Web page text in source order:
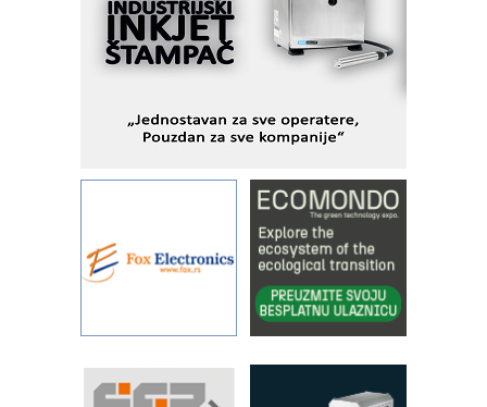
Alba d.o.o. – 35 godina preciznosti u
metrologiji i pametnim dozirnim
rešenjima
STAUFF – Komponente koje
sistema
YAMADA pumpe – japanska
pouzdanost u transferu fluida
Filtration Group Industrial – Napredna
rešenja za filtraciju u hidrauličkim i
procesnim sistemima
RILINEX kompanije Rittal
FANUC: Najbolje za vašu pametnu
automatizaciju